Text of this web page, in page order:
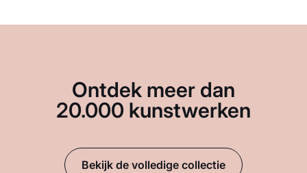
Ontdek meer dan
20.000 kunstwerken
Bekijk de volledige collectie